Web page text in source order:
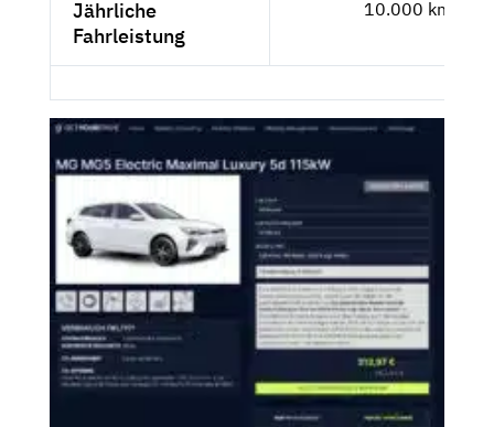
Jährliche
Fahrleistung
10.000 km